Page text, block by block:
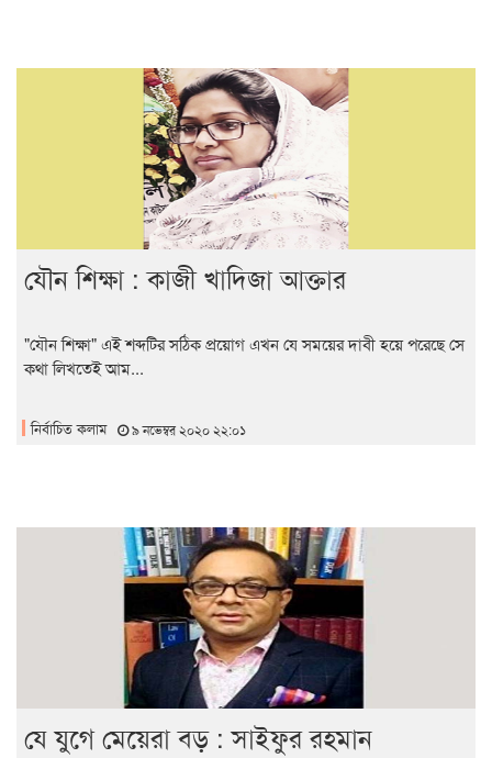
যৌন শিক্ষা : কাজী খাদিজা আক্তার
"যৌন শিক্ষা" এই শব্দটির সঠিক প্রয়োগ এখন যে সময়ের দাবী হয়ে পরেছে সে
কথা লিখতেই আম...
নির্বাচিত কলাম ৯ নভেম্বর ২০২০ ২২:০১
যে যুগে মেয়েরা বড় : সাইফুর রহমান